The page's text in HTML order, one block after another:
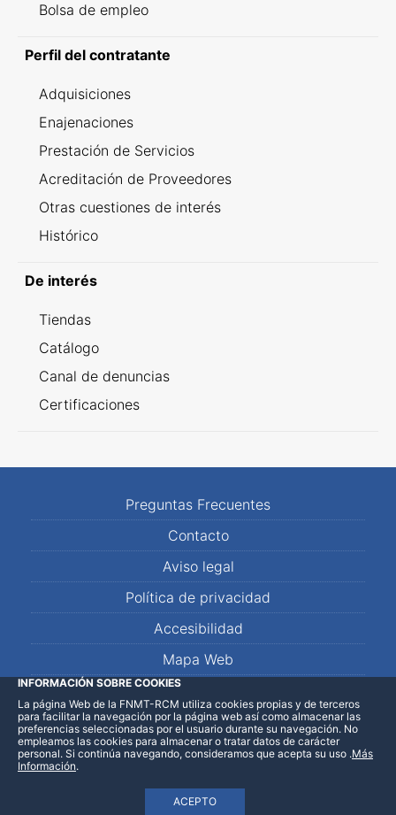
Bolsa de empleo
Perfil del contratante
Adquisiciones
Enajenaciones
Prestación de Servicios
Acreditación de Proveedores
Otras cuestiones de interés
Histórico
De interés
Tiendas
Catálogo
Canal de denuncias
Certificaciones
Preguntas Frecuentes
Contacto
Aviso legal
Política de privacidad
Accesibilidad
Mapa Web
LinkedInFacebookWhatsApp
INFORMACIÓN SOBRE COOKIES
La página Web de la FNMT-RCM utiliza cookies propias y de terceros
para facilitar la navegación por la página web así como almacenar las
preferencias seleccionadas por el usuario durante su navegación. No
empleamos las cookies para almacenar o tratar datos de carácter
personal. Si continúa navegando, consideramos que acepta su uso
ACEPTO
.Más
Información.